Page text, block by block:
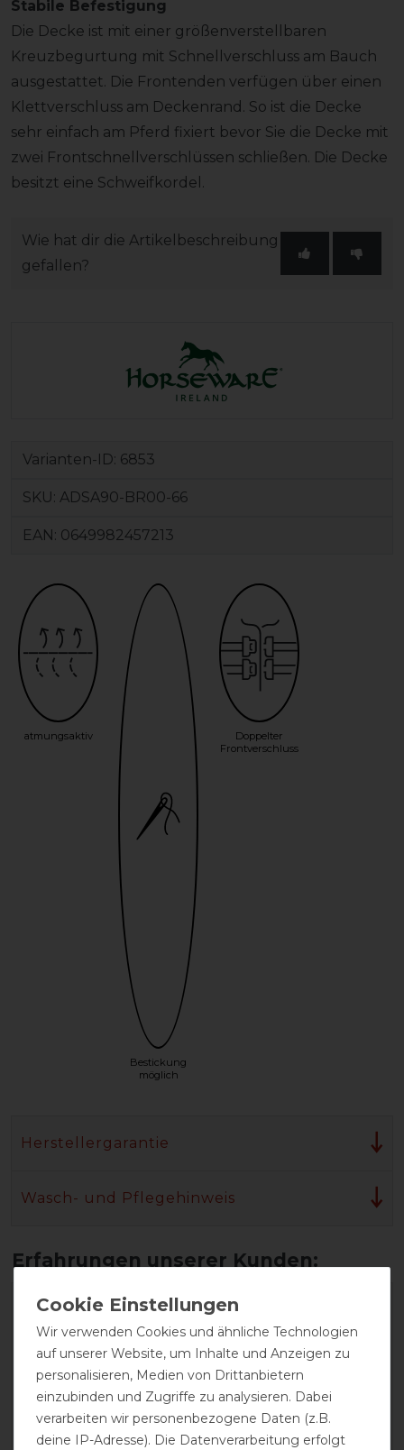
Stabile Befestigung
Die Decke ist mit einer größenverstellbaren
Kreuzbegurtung mit Schnellverschluss am Bauch
ausgestattet. Die Frontenden verfügen über einen
Klettverschluss am Deckenrand. So ist die Decke
sehr einfach am Pferd fixiert bevor Sie die Decke mit
zwei Frontschnellverschlüssen schließen. Die Decke
besitzt eine Schweifkordel.
Wie hat dir die Artikelbeschreibung
gefallen?
Varianten-ID: 6853
SKU: ADSA90-BR00-66
EAN: 0649982457213
atmungsaktiv
Bestickung
möglich
Doppelter
Frontverschluss
Herstellergarantie
Wasch- und Pflegehinweis
GOOD
Wir verwenden Cookies und ähnliche Technologien
auf unserer Website, um Inhalte und Anzeigen zu
personalisieren, Medien von Drittanbietern
einzubinden und Zugriffe zu analysieren. Dabei
verarbeiten wir personenbezogene Daten (z.B.
deine IP-Adresse). Die Datenverarbeitung erfolgt